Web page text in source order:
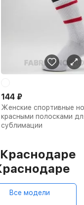
Женские спортивные
красными полосками
сублимации
144 ₽
Все модели